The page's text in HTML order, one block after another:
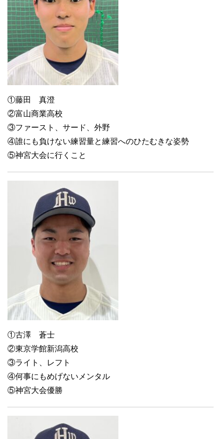
①藤田 真澄
②富山商業高校
③ファースト、サード、外野
④誰にも負けない練習量と練習へのひたむきな姿勢
⑤神宮大会に行くこと
①古澤 蒼士
②東京学館新潟高校
③ライト、レフト
④何事にもめげないメンタル
⑤神宮大会優勝